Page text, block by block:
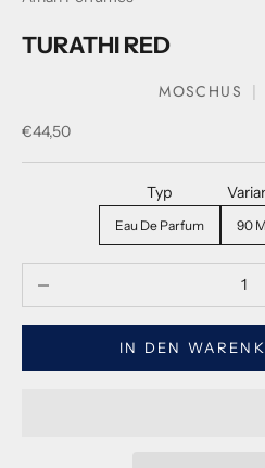
TURATHI RED
MOSCHUS
Verkaufspreis
€44,50
Typ
Eau De Parfum 90
IN DEN